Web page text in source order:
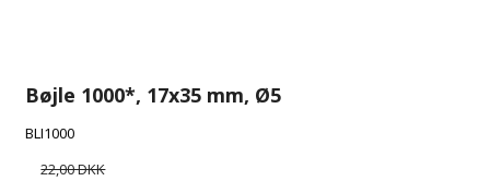
Bøjle 1000*, 17x35 mm, Ø5
BLI1000
22,00 DKK